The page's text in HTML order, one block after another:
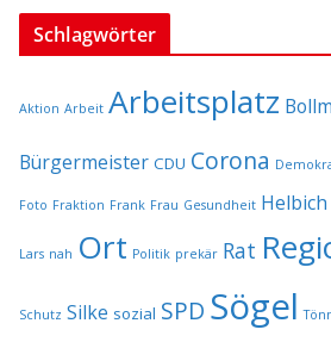
Schlagwörter
Aktion Arbeit Arbeitsplatz
Bürgermeister CDU Corona
Foto Fraktion Frank Frau Gesundheit Helbich
Lars nah Ort Politik prekär Rat
Schutz Silke sozial SPD Sögel